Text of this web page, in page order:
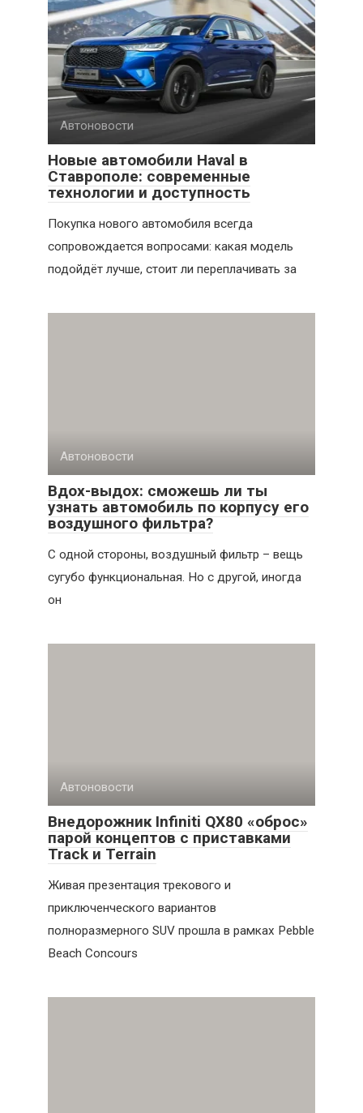
Автоновости
Новые автомобили Haval в
Ставрополе: современные
технологии и доступность
Покупка нового автомобиля всегда
сопровождается вопросами: какая модель
подойдёт лучше, стоит ли переплачивать за
Автоновости
Вдох-выдох: сможешь ли ты
узнать автомобиль по корпусу его
воздушного фильтра?
С одной стороны, воздушный фильтр – вещь
сугубо функциональная. Но с другой, иногда
он
Автоновости
Внедорожник Infiniti QX80 «оброс»
парой концептов с приставками
Track и Terrain
Живая презентация трекового и
приключенческого вариантов
полноразмерного SUV прошла в рамках Pebble
Beach Concours